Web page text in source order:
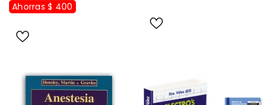
Ahorras $ 400